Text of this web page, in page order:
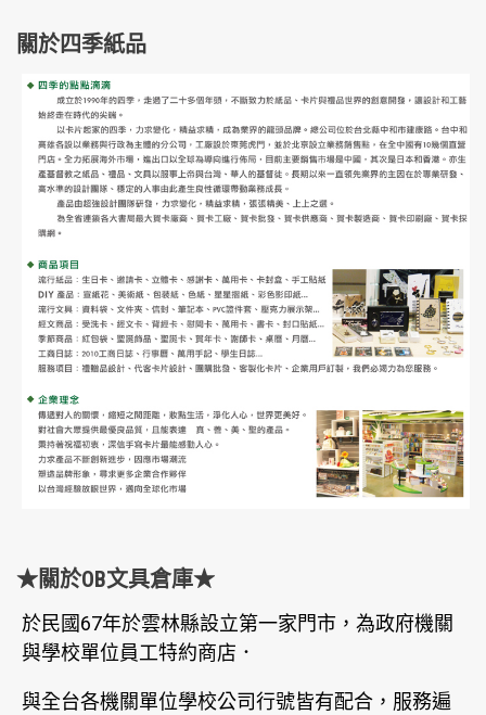
關於四季紙品
★關於OB文具倉庫★
於民國67年於雲林縣設立第一家門市，為政府機關
與學校單位員工特約商店．
與全台各機關單位學校公司行號皆有配合，服務遍